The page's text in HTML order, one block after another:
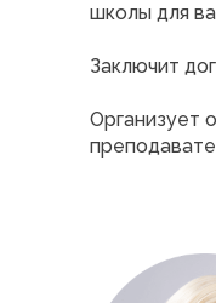
школы для
Заключит
Организует